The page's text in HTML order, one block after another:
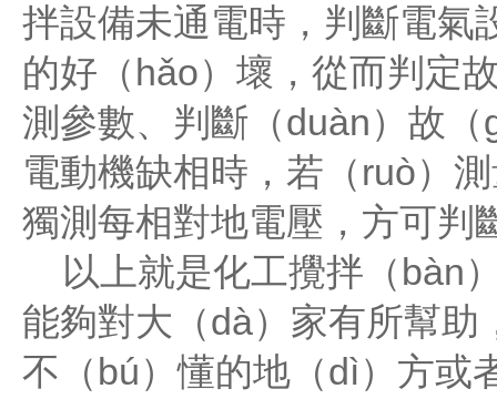
拌設備未通電時，判斷電氣
的好（hǎo）壞，從而判定
測參數、判斷（duàn）故
電動機缺相時，若（ruò）
獨測每相對地電壓，方可判
以上就是化工攪拌（bàn
能夠對大（dà）家有所幫
不（bú）懂的地（dì）方或